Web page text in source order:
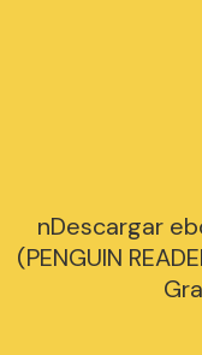
nDescargar
(PENGUIN